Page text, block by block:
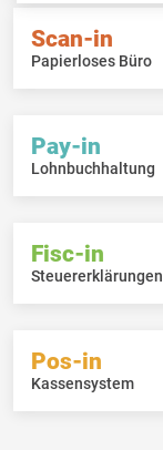
Scan-in
Papierloses Büro
Pay-in
Lohnbuchhaltung
Fisc-in
Steuererklärungen
Pos-in
Kassensystem